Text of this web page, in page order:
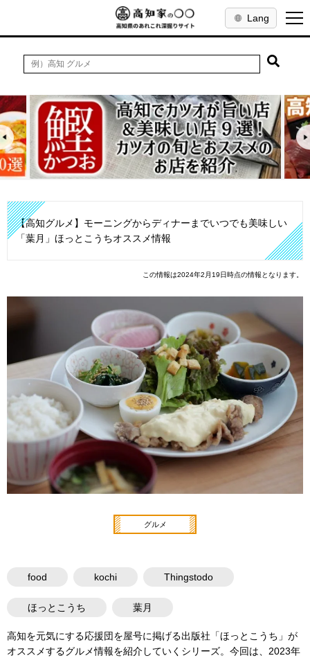
Lang
【高知グルメ】モーニングからディナーまでいつでも美味しい
「葉月」ほっとこうちオススメ情報
この情報は2024年2月19日時点の情報となります。
グルメ
food kochi Thingstodo
ほっとこうち 葉月
高知を元気にする応援団を屋号に掲げる出版社「ほっとこうち」が
オススメするグルメ情報を紹介していくシリーズ。今回は、2023年